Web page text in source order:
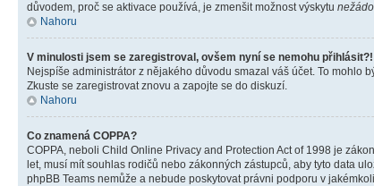
důvodem, proč se aktivace používá, je zmenšit možnost výskytu
Nahoru
V minulosti jsem se zaregistroval, ovšem nyní se nemohu přihlásit?!
Nejspíše administrátor z nějakého důvodu smazal váš účet. To mohlo
Zkuste se zaregistrovat znovu a zapojte se do diskuzí.
Nahoru
Co znamená COPPA?
COPPA, neboli Child Online Privacy and Protection Act of 1998 je
let, musí mít souhlas rodičů nebo zákonných zástupců, aby tyto data
phpBB Teams nemůže a nebude poskytovat právni podporu v